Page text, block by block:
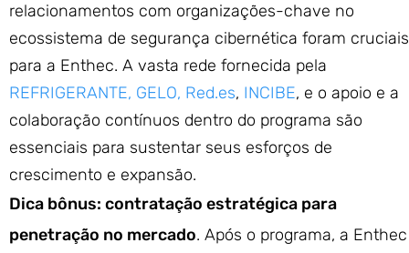
relacionamentos com organizações-chave no
ecossistema de segurança cibernética foram cruciais
para a Enthec. A vasta rede fornecida pela
REFRIGERANTE, GELO, Red.es, INCIBE, e o apoio e a
colaboração contínuos dentro do programa são
essenciais para sustentar seus esforços de
crescimento e expansão.
Dica bônus: contratação estratégica para
penetração no mercado. Após o programa, a Enthec